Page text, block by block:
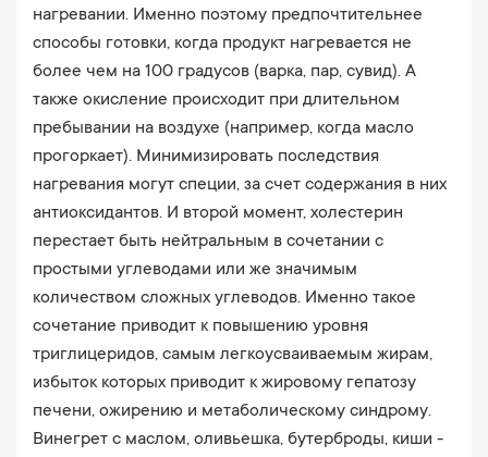
нагревании. Именно поэтому предпочтительнее
способы готовки, когда продукт нагревается не
более чем на 100 градусов (варка, пар, сувид). А
также окисление происходит при длительном
пребывании на воздухе (например, когда масло
прогоркает). Минимизировать последствия
нагревания могут специи, за счет содержания в них
антиоксидантов. И второй момент, холестерин
перестает быть нейтральным в сочетании с
простыми углеводами или же значимым
количеством сложных углеводов. Именно такое
сочетание приводит к повышению уровня
триглицеридов, самым легкоусваиваемым жирам,
избыток которых приводит к жировому гепатозу
печени, ожирению и метаболическому синдрому.
Винегрет с маслом, оливьешка, бутерброды, киши -